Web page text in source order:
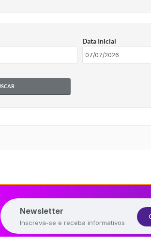
Data Inicial
Newsletter
Inscreva-se e receba informativos